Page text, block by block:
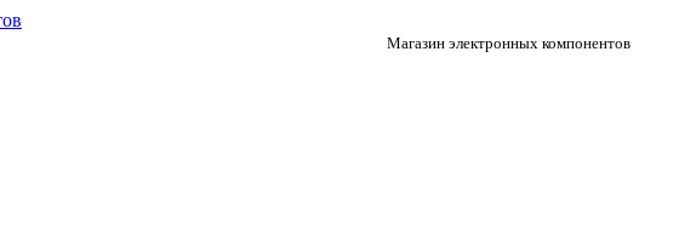
Магазин электронных компонентов